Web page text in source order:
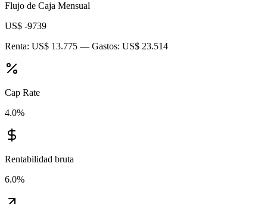
Flujo de Caja Mensual
US$ -9739
Renta: US$ 13.775 — Gastos: US$ 23.514
Cap Rate
4.0%
Rentabilidad bruta
6.0%